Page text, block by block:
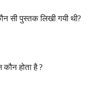
सी पुस्तक लिखी गयी थी?
कौन होता है ?